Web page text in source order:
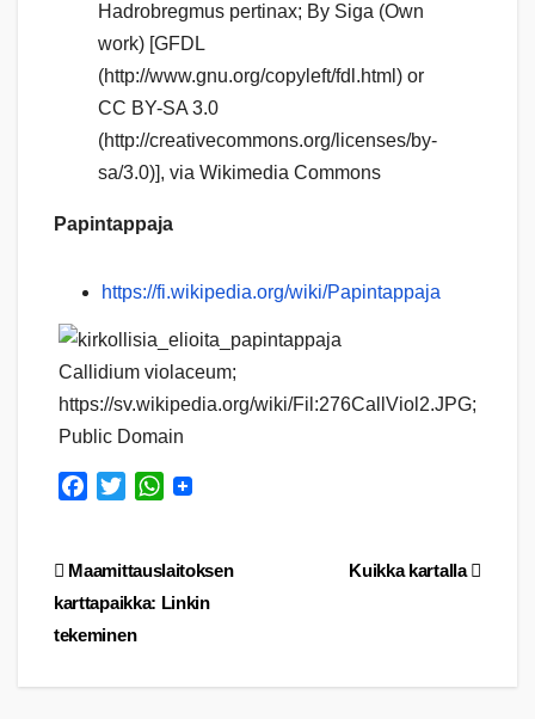
Hadrobregmus pertinax; By Siga (Own
work) [GFDL
(http://www.gnu.org/copyleft/fdl.html) or
CC BY-SA 3.0
(http://creativecommons.org/licenses/by-
sa/3.0)], via Wikimedia Commons
Papintappaja
https://fi.wikipedia.org/wiki/Papintappaja
Callidium violaceum;
https://sv.wikipedia.org/wiki/Fil:276CallViol2.JPG;
Public Domain
e
b
o
k
t
t
e
W
t
s
p
Artikkelien
selaus
Kuikka kartalla
Maamittauslaitoksen
karttapaikka: Linkin
tekeminen